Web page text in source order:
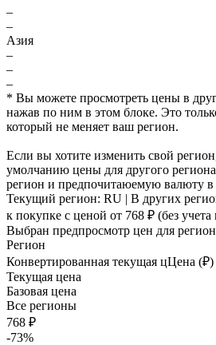
–
–
Азия
–
–
–
* Вы можете просмотреть цены в
нажав по ним в этом блоке. Это
который не меняет ваш регион.
Если вы хотите изменить свой
умолчанию цены для другого
регион и предпочитаюемую валюту в
Текущий регион: RU | В других
к покупке с ценой от 768 ₽ (без
Выбран предпросмотр цен для
Регион
Конвертированная текущая цЦена (₽)
Текущая цена
Базовая цена
Все регионы
768 ₽
-73%